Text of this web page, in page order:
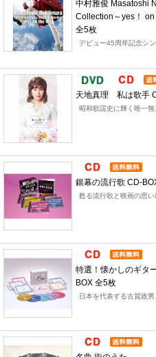
中村雅俊 Masatoshi
Collection～yes！
全5枚
デビュー45周年記念シ
天地真理 私は歌手
昭和歌謡史に輝く唯一
銀幕の流行歌 CD-
甦る流行歌と映画の思い
特選！懐かしのギタ
BOX 全5枚
日本を代表する古賀政